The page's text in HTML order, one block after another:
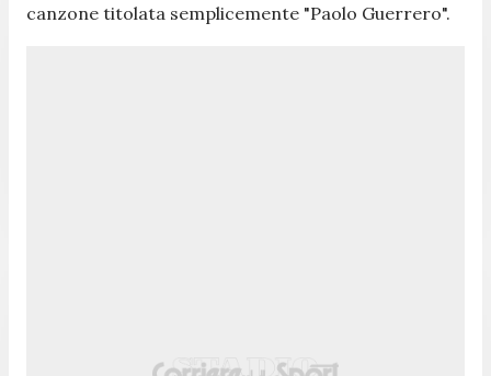
canzone titolata semplicemente "Paolo Guerrero".